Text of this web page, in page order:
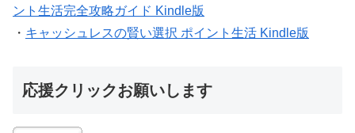
ント生活完全攻略ガイド Kindle版
・ キャッシュレスの賢い選択 ポイント生活 Kindle版
応援クリックお願いします